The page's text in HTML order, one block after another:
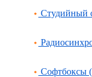
Студийный
Софтбоксы